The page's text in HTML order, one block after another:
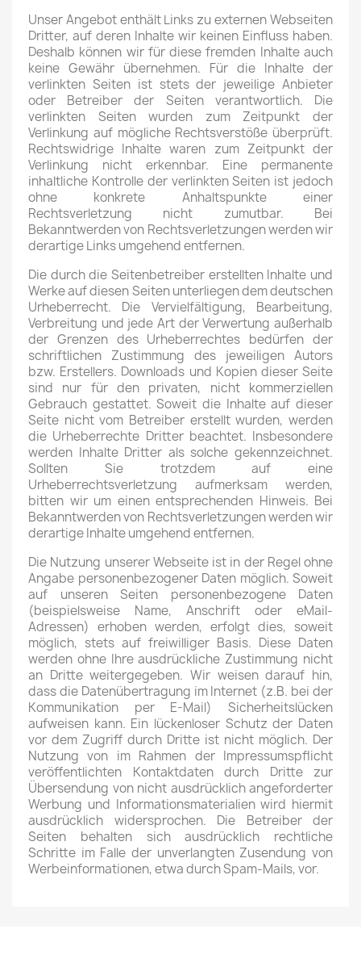
Unser Angebot enthält Links zu externen Webseiten
Dritter, auf deren Inhalte wir keinen Einfluss haben.
Deshalb können wir für diese fremden Inhalte auch
keine Gewähr übernehmen. Für die Inhalte der
verlinkten Seiten ist stets der jeweilige Anbieter
oder Betreiber der Seiten verantwortlich. Die
verlinkten Seiten wurden zum Zeitpunkt der
Verlinkung auf mögliche Rechtsverstöße überprüft.
Rechtswidrige Inhalte waren zum Zeitpunkt der
Verlinkung nicht erkennbar. Eine permanente
inhaltliche Kontrolle der verlinkten Seiten ist jedoch
ohne konkrete Anhaltspunkte einer
Rechtsverletzung nicht zumutbar. Bei
Bekanntwerden von Rechtsverletzungen werden wir
derartige Links umgehend entfernen.
Die durch die Seitenbetreiber erstellten Inhalte und
Werke auf diesen Seiten unterliegen dem deutschen
Urheberrecht. Die Vervielfältigung, Bearbeitung,
Verbreitung und jede Art der Verwertung außerhalb
der Grenzen des Urheberrechtes bedürfen der
schriftlichen Zustimmung des jeweiligen Autors
bzw. Erstellers. Downloads und Kopien dieser Seite
sind nur für den privaten, nicht kommerziellen
Gebrauch gestattet. Soweit die Inhalte auf dieser
Seite nicht vom Betreiber erstellt wurden, werden
die Urheberrechte Dritter beachtet. Insbesondere
werden Inhalte Dritter als solche gekennzeichnet.
Sollten Sie trotzdem auf eine
Urheberrechtsverletzung aufmerksam werden,
bitten wir um einen entsprechenden Hinweis. Bei
Bekanntwerden von Rechtsverletzungen werden wir
derartige Inhalte umgehend entfernen.
Die Nutzung unserer Webseite ist in der Regel ohne
Angabe personenbezogener Daten möglich. Soweit
auf unseren Seiten personenbezogene Daten
(beispielsweise Name, Anschrift oder eMail-
Adressen) erhoben werden, erfolgt dies, soweit
möglich, stets auf freiwilliger Basis. Diese Daten
werden ohne Ihre ausdrückliche Zustimmung nicht
an Dritte weitergegeben. Wir weisen darauf hin,
dass die Datenübertragung im Internet (z.B. bei der
Kommunikation per E-Mail) Sicherheitslücken
aufweisen kann. Ein lückenloser Schutz der Daten
vor dem Zugriff durch Dritte ist nicht möglich. Der
Nutzung von im Rahmen der Impressumspflicht
veröffentlichten Kontaktdaten durch Dritte zur
Übersendung von nicht ausdrücklich angeforderter
Werbung und Informationsmaterialien wird hiermit
ausdrücklich widersprochen. Die Betreiber der
Seiten behalten sich ausdrücklich rechtliche
Schritte im Falle der unverlangten Zusendung von
Werbeinformationen, etwa durch Spam-Mails, vor.